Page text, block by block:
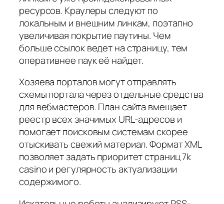
ресурсов. Краулеры следуют по
локальным и внешним линкам, поэтапно
увеличивая покрытие паутины. Чем
больше ссылок ведет на страницу, тем
оперативнее паук её найдет.
Хозяева порталов могут отправлять
схемы портала через отдельные средства
для вебмастеров. План сайта вмещает
реестр всех значимых URL-адресов и
помогает поисковым системам скорее
отыскивать свежий материал. Формат XML
позволяет задать приоритет страниц 7k
casino и регулярность актуализации
содержимого.